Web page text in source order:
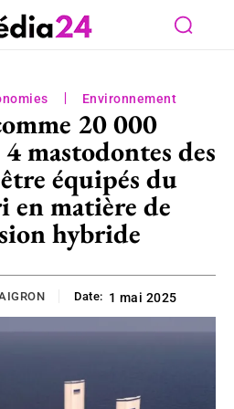
Environnement
20 000
mastodontes des
équipés du
en matière de
hybride
Date: 1 mai 2025